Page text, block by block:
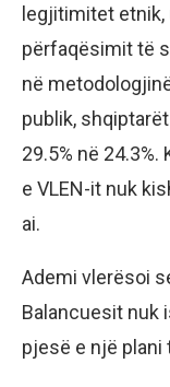
legjitimitet
përfaqësimit të
në
publik,
29.5% në
e VLEN-it nuk
ai.
Ademi vlerësoi
Balancuesit nuk
pjesë e një plani